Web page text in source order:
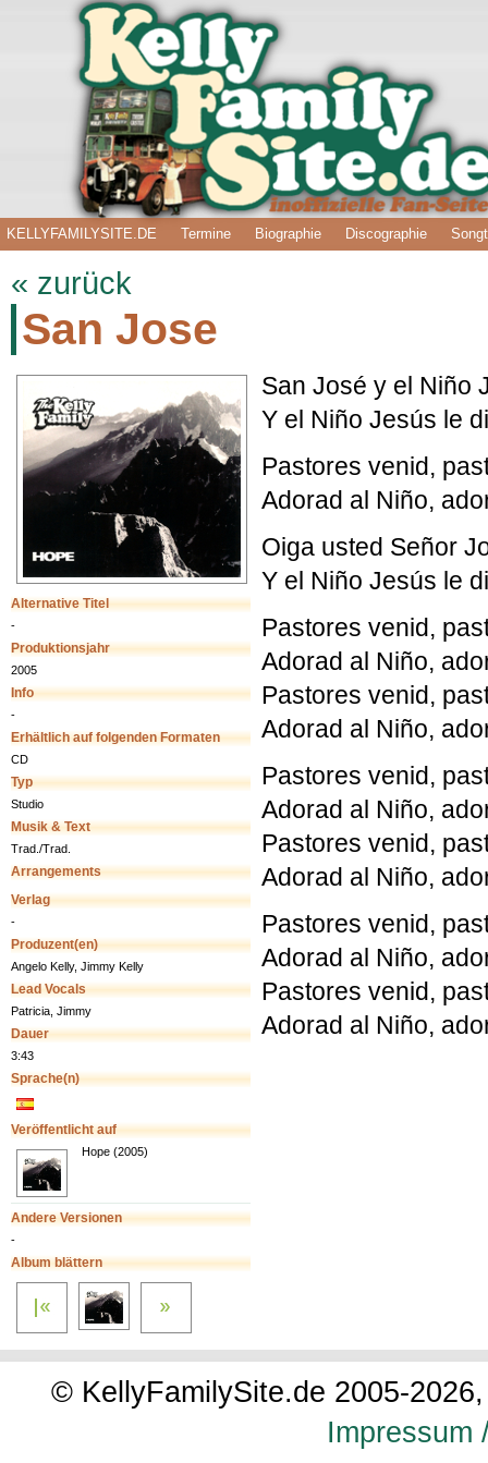
KELLYFAMILYSITE.DE Termine Biographie Discographie
« zurück
San Jose
Alternative Titel
-
Produktionsjahr
2005
Info
-
Erhältlich auf folgenden Formaten
CD
Typ
Studio
Musik & Text
Trad./Trad.
Arrangements
Verlag
-
Produzent(en)
Angelo Kelly, Jimmy Kelly
Lead Vocals
Patricia, Jimmy
Dauer
3:43
Sprache(n)
Veröffentlicht auf
Hope (2005)
Andere Versionen
-
Album blättern
San José y el Niño
Y el Niño Jesús le
Pastores venid,
Adorad al Niño,
Oiga usted Señor
Y el Niño Jesús le
Pastores venid,
Adorad al Niño,
Pastores venid,
Adorad al Niño,
Pastores venid,
Adorad al Niño,
Pastores venid,
Adorad al Niño,
Pastores venid,
Adorad al Niño,
Pastores venid,
Adorad al Niño,
© KellyFamilySite.de 2005-
Impressum